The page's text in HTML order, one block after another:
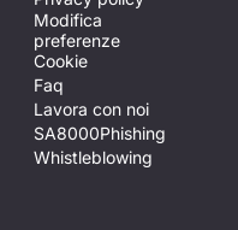
Modifica
preferenze
Cookie
Faq
Lavora con noi
SA8000Phishing
Whistleblowing